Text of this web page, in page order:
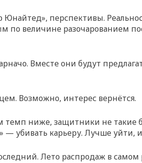
перспективы.
по величине разочарованием
Вместе они будут
Возможно, интерес вернётся.
темп ниже, защитники не такие
— убивать карьеру. Лучше уйти,
Лето распродаж в самом